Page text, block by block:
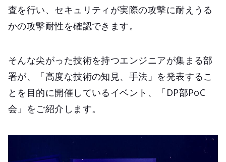
査を行い、セキュリティが実際の攻撃に耐えうる
かの攻撃耐性を確認できます。
そんな尖がった技術を持つエンジニアが集まる部
署が、「高度な技術の知見、手法」を発表するこ
とを目的に開催しているイベント、「DP部PoC
会」をご紹介します。